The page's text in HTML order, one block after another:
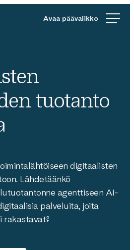
tuotanto
digitaalisten
Lähdetäänkö
agenttiseen AI-
palveluita, joita
rakastavat?